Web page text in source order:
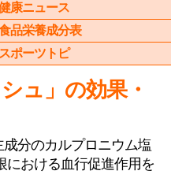
康ニュース
品栄養成分表
スポーツトピ
ュ」の効果・
分のカルプロニウム塩
における血行促進作用を